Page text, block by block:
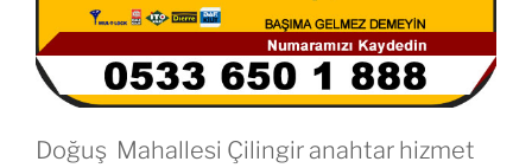
Doğuş Mahallesi Çilingir anahtar hizmet